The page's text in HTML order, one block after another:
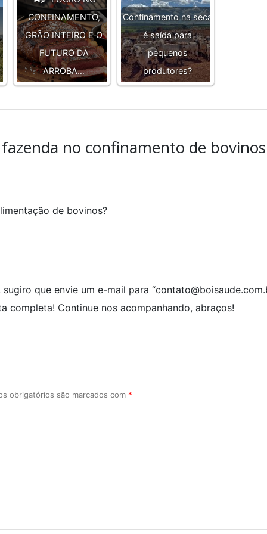
CONFINAMENTO,
GRÃO INTEIRO E O
FUTURO DA
ARROBA…
Confinamento na seca
é saída para
pequenos
produtores?
no confinamento de
de bovinos?
que envie um e-mail para
completa! Continue nos acompanhando, abraços!
obrigatórios são marcados com *